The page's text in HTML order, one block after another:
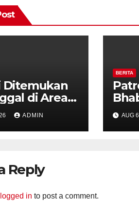
Ditemukan
di Area
Polisi
Tidak Ada
ADMIN
BERITA
dan
AUG
Reply
logged in to post a comment.